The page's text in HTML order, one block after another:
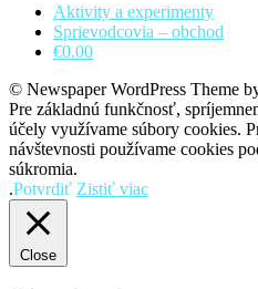
Aktivity a experimenty
Sprievodcovia – obchod
€0.00
© Newspaper WordPress Theme
Pre základnú funkčnosť,
účely využívame súbory cookies.
návštevnosti používame cookies
súkromia.
.Potvrdiť Zistiť viac
Close